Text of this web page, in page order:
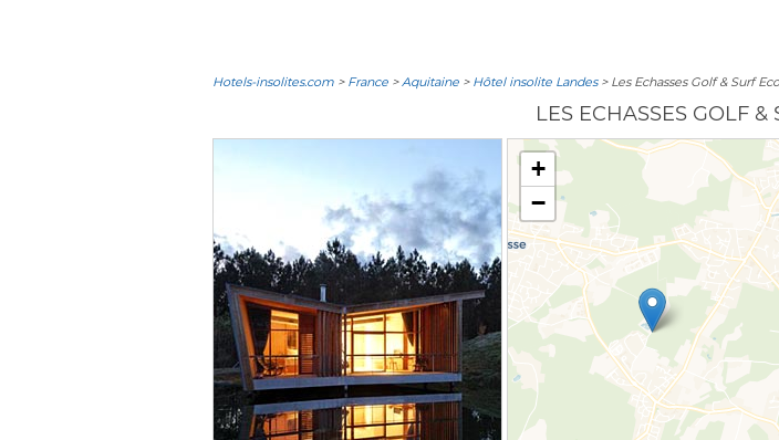
Hotels-insolites.com > France >Aquitaine > Hôtel insolite Landes> Les Echasses Golf & Surf
LES ECHASSES GOLF &
+
−